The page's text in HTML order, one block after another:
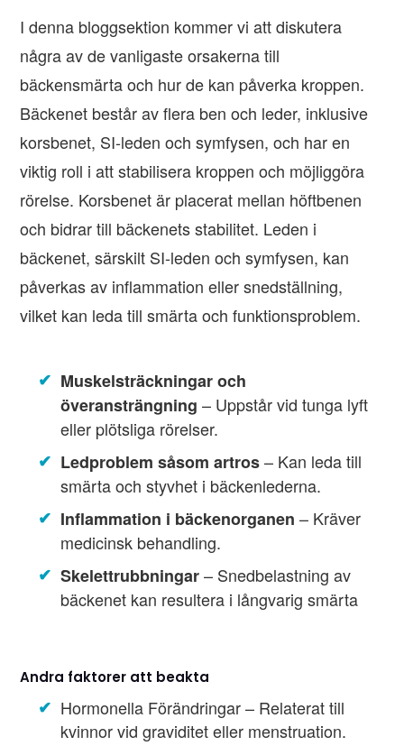
I denna bloggsektion kommer vi att diskutera
några av de vanligaste orsakerna till
bäckensmärta och hur de kan påverka kroppen.
Bäckenet består av flera ben och leder, inklusive
korsbenet, SI-leden och symfysen, och har en
viktig roll i att stabilisera kroppen och möjliggöra
rörelse. Korsbenet är placerat mellan höftbenen
och bidrar till bäckenets stabilitet. Leden i
bäckenet, särskilt SI-leden och symfysen, kan
påverkas av inflammation eller snedställning,
vilket kan leda till smärta och funktionsproblem.
Muskelsträckningar och
överansträngning – Uppstår vid tunga lyft
eller plötsliga rörelser.
Ledproblem såsom artros– Kan leda till
smärta och styvhet i bäckenlederna.
Inflammation i bäckenorganen – Kräver
medicinsk behandling.
Skelettrubbningar– Snedbelastning av
bäckenet kan resultera i långvarig smärta
Andra faktorer att beakta
Hormonella Förändringar – Relaterat till
kvinnor vid graviditet eller menstruation.